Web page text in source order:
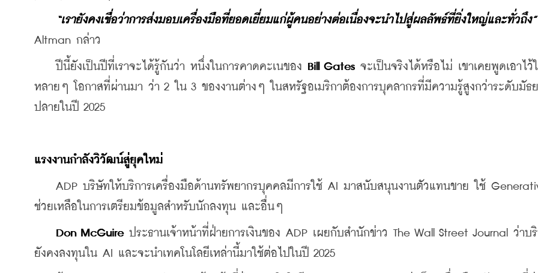
“เรายังคงเชื่อว่าการส่งมอบเครื่องมือที่ยอดเยี่ยมแก่ผู้คนอย่างต่อเนื่องจะนำไปสู่ผลลัพธ์ที่ยิ่งใหญ่และทั่วถึง”
Altman กล่าว
ปีนี้ยังเป็นปีที่เราจะได้รู้กันว่า หนึ่งในการคาดคะเนของ Bill Gates จะเป็นจริงได้หรือไม่ เขาเคยพูดเอาไว้
หลายๆ โอกาสที่ผ่านมา ว่า 2 ใน 3 ของงานต่างๆ ในสหรัฐอเมริกาต้องการบุคลากรที่มีความรู้สูงกว่าระดับมัธ
ปลายในปี 2025
แรงงานกำลังวิวัฒน์สู่ยุคใหม่
ADP บริษัทให้บริการเครื่องมือด้านทรัพยากรบุคคลมีการใช้ AI มาสนับสนุนงานตัวแทนขาย ใช้
ช่วยเหลือในการเตรียมข้อมูลสำหรับนักลงทุน และอื่นๆ
Don McGuire ประธานเจ้าหน้าที่ฝ่ายการเงินของ ADP เผยกับสำนักข่าว The Wall Street Journal ว่าบ
ยังคงลงทุนใน AI และจะนำเทคโนโลยีเหล่านี้มาใช้ต่อไปในปี 2025